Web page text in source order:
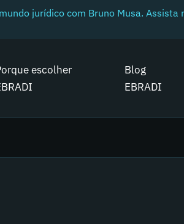
jurídico com Bruno Musa. Assista
escolher
Blog
EBRADI